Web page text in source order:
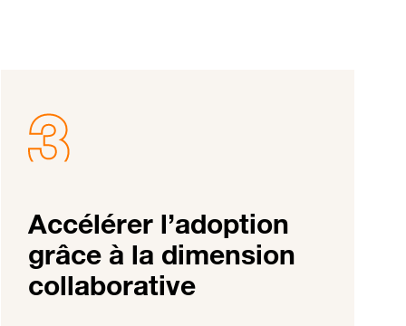
Accélérer l’adoption
grâce à la dimension
collaborative